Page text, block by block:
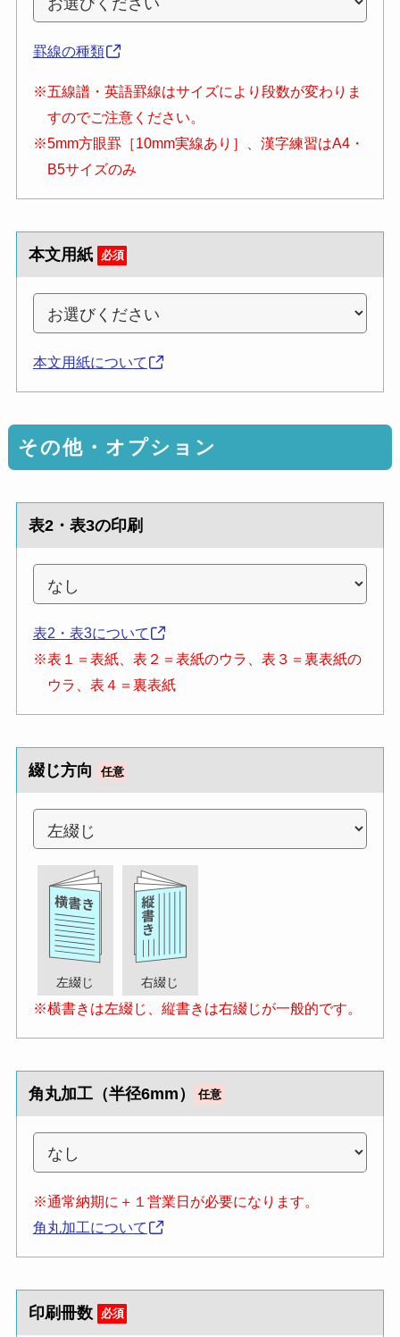
罫線の種類
※五線譜・英語罫線はサイズにより段数が変わりま
すのでご注意ください。
※5mm方眼罫［10mm実線あり］、漢字練習はA4・
B5サイズのみ
本文用紙 必須
本文用紙について
その他・オプション
表2・表3の印刷
表2・表3について
※表１＝表紙、表２＝表紙のウラ、表３＝裏表紙の
ウラ、表４＝裏表紙
綴じ方向 任意
左綴じ 右綴じ
※横書きは左綴じ、縦書きは右綴じが一般的です。
角丸加工（半径6mm） 任意
※通常納期に＋１営業日が必要になります。
角丸加工について
印刷冊数 必須